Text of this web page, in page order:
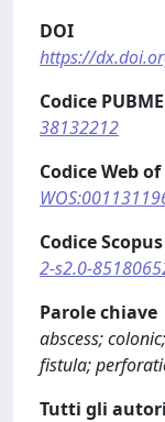
DOI
https://
Codice
38132212
Codice Web
Codice Scopus
2-s2.0-
Parole chiave
abscess;
fistula;
Tutti gli autori